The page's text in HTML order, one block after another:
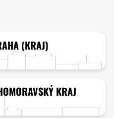
(KRAJ)
KRAJ